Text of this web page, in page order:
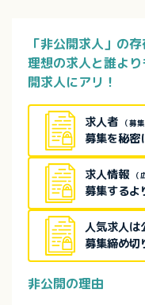
「非公開求人」の
理想の求人と誰より
開求人にアリ！
求人者 （募
募集を秘密
求人情報 （
募集するよ
人気求人は
募集締め切
非公開の理由